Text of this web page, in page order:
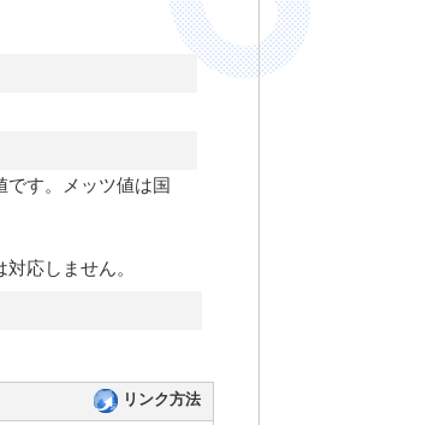
す。
メッツ値は国
応しません。
リンク方法